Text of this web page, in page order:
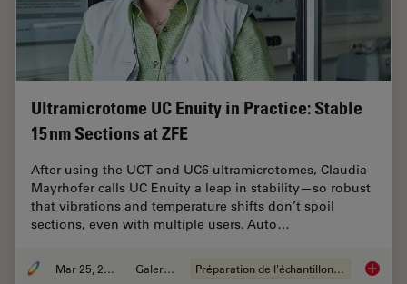
Ultramicrotome UC Enuity in Practice: Stable
15 nm Sections at ZFE
After using the UCT and UC6 ultramicrotomes, Claudia
Mayrhofer calls UC Enuity a leap in stability—so robust
that vibrations and temperature shifts don’t spoil
sections, even with multiple users. Auto…
Mar 25, 2026 Galeries Préparation de l'échantillon EM